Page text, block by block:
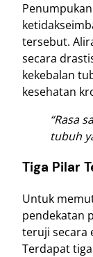
tersebut.
secara
kekebalan
kesehatan
“Rasa
tubuh
Tiga Pilar
Untuk
pendekatan
teruji secara
Terdapat